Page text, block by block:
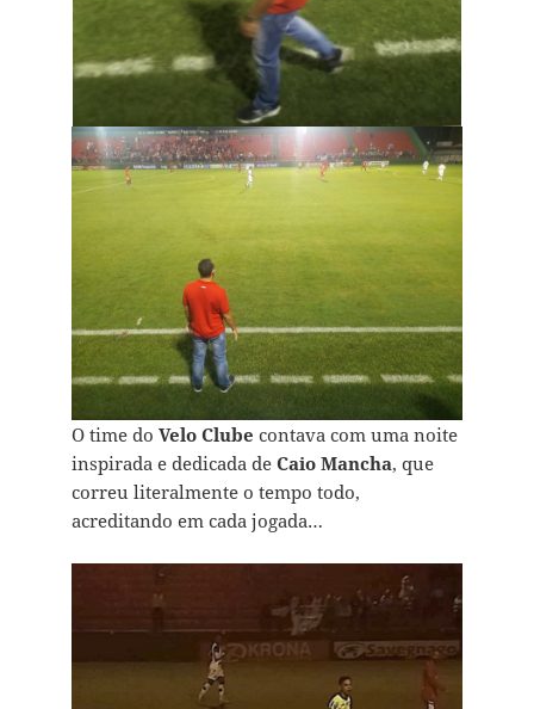
O time do Velo Clube contava com uma noite
inspirada e dedicada de Caio Mancha, que
correu literalmente o tempo todo,
acreditando em cada jogada…